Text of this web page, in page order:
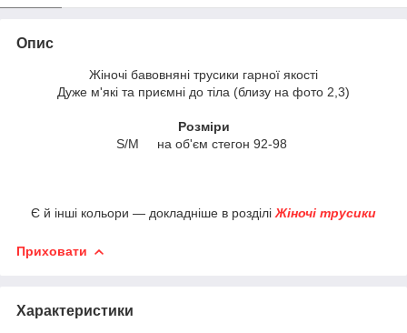
Опис
Жіночі бавовняні трусики гарної якості
Дуже м'які та приємні до тіла (близу на фото 2,3)
Розміри
S/M на об'єм стегон 92-98
Є й інші кольори — докладніше в розділі Жіночі трусики
Приховати
Характеристики